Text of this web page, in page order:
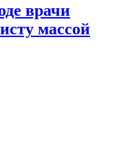
врачи
массой